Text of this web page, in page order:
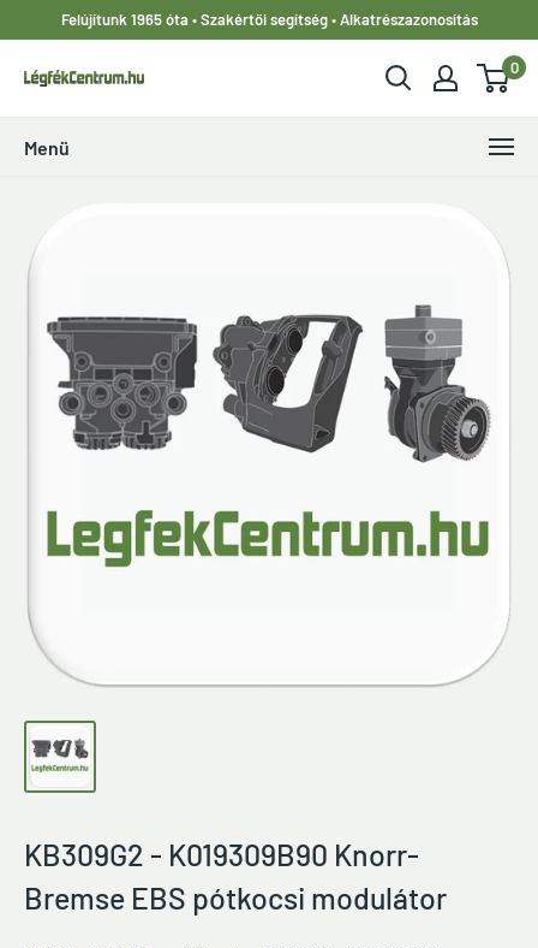
tartalomhoz
Felújítunk 1965 óta • Szakértői segítség • Alkatrészazonosítás
LegfekCentrum.hu
0
Menü
KB309G2 - K019309B90 Knorr-
Bremse EBS pótkocsi modulátor